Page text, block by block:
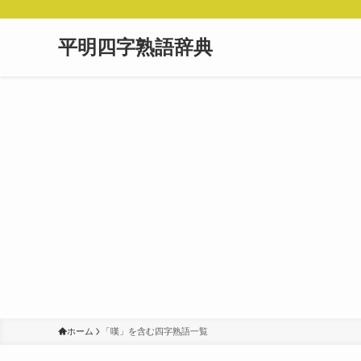
平明四字熟語辞典
ホーム 「嘆」を含む四字熟語一覧